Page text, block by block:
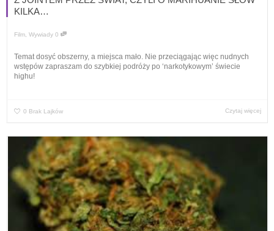
KILKA…
Film Wywiady 0
Temat dosyć obszerny, a miejsca mało. Nie przeciągając więc nudnych
wstępów zapraszam do szybkiej podróży po ‘narkotykowym’ świecie
highu!
0 Brak Lajków Czytaj więcej